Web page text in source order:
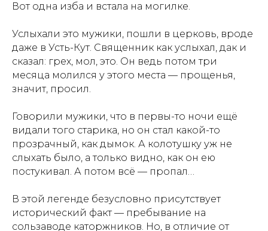
Вот одна изба и встала на могилке.
Услыхали это мужики, пошли в церковь, вроде
даже в Усть-Кут. Священник как услыхал, дак и
сказал: грех, мол, это. Он ведь потом три
месяца молился у этого места — прощенья,
значит, просил.
Говорили мужики, что в первы-то ночи ещё
видали того старика, но он стал какой-то
прозрачный, как дымок. А колотушку уж не
слыхать было, а только видно, как он ею
постукивал. А потом всё — пропал…
В этой легенде безусловно присутствует
исторический факт — пребывание на
сользаводе каторжников. Но, в отличие от